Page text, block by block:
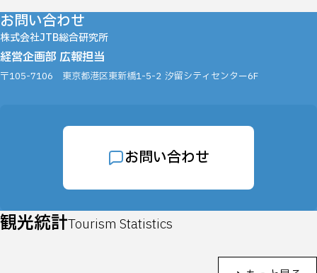
お問い合わせ
株式会社JTB総合研究所
経営企画部 広報担当
〒105-7106 東京都港区東新橋1-5-2 汐留シティセンター6F
お問い合わせ
観光統計Tourism Statistics